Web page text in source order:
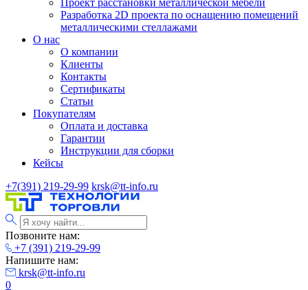
Проект расстановки металлической мебели
Разработка 2D проекта по оснащению помещений
металлическими стеллажами
О нас
О компании
Клиенты
Контакты
Сертификаты
Статьи
Покупателям
Оплата и доставка
Гарантии
Инструкции для сборки
Кейсы
+7(391) 219-29-99 krsk@tt-info.ru
Позвоните нам:
+7 (391) 219-29-99
Напишите нам:
krsk@tt-info.ru
0